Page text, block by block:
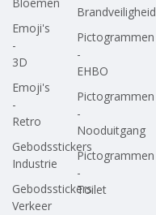
Emoji's
-
3D
Emoji's
-
Retro
Gebodsstickers
Industrie
Gebodsstickers
Verkeer
Brandveiligheid
Pictogrammen
-
EHBO
Pictogrammen
-
Nooduitgang
Pictogrammen
-
Toilet